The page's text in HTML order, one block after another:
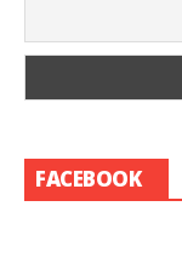
FACEBOOK